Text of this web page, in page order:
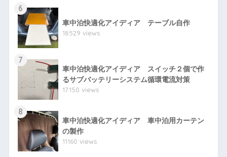
6
車中泊快適化アイディア テーブル自作
18529 views
7
車中泊快適化アイディア スイッチ２個で作
るサブバッテリーシステム循環電流対策
17150 views
8
車中泊快適化アイディア 車中泊用カーテン
の製作
11160 views